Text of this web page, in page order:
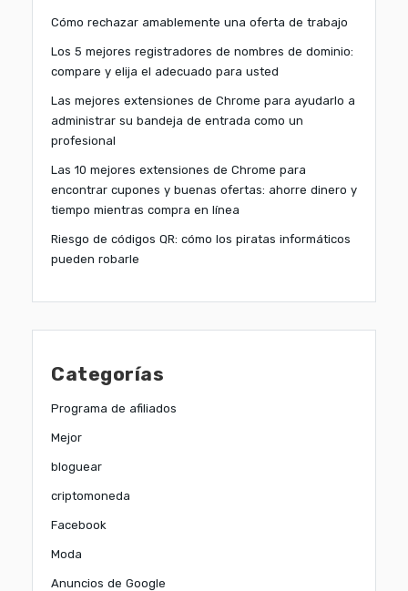
Cómo rechazar amablemente una oferta de trabajo
Los 5 mejores registradores de nombres de dominio:
compare y elija el adecuado para usted
Las mejores extensiones de Chrome para ayudarlo a
administrar su bandeja de entrada como un
profesional
Las 10 mejores extensiones de Chrome para
encontrar cupones y buenas ofertas: ahorre dinero y
tiempo mientras compra en línea
Riesgo de códigos QR: cómo los piratas informáticos
pueden robarle
Categorías
Programa de afiliados
Mejor
bloguear
criptomoneda
Facebook
Moda
Anuncios de Google